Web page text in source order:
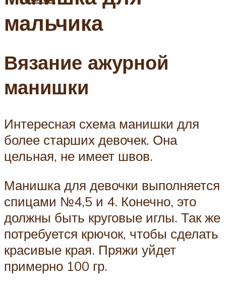
мальчика
Вязание ажурной
манишки
Интересная схема манишки для
более старших девочек. Она
цельная, не имеет швов.
Манишка для девочки выполняется
спицами №4,5 и 4. Конечно, это
должны быть круговые иглы. Так же
потребуется крючок, чтобы сделать
красивые края. Пряжи уйдет
примерно 100 гр.